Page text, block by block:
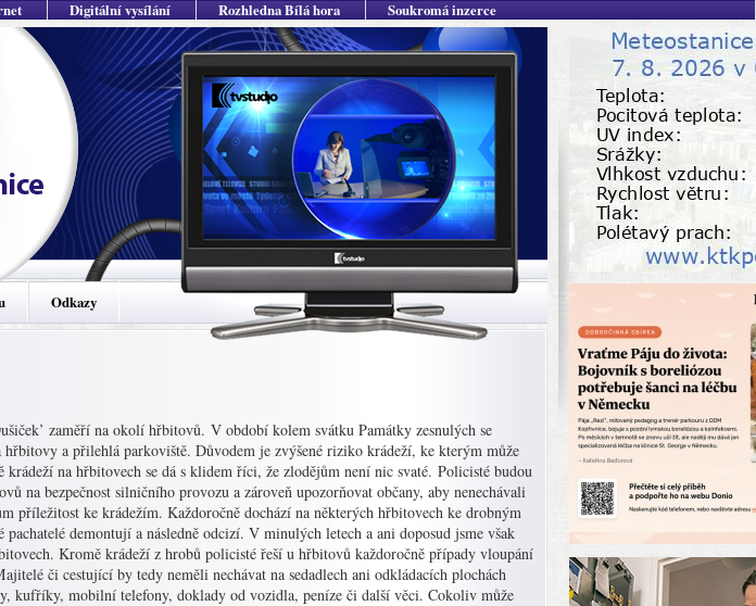
Digitální vysílání Rozhledna Bílá hora Soukromá inzerce
Odkazy
zaměří na okolí hřbitovů. V období kolem svátku Památky zesnulých se
a přilehlá parkoviště. Důvodem je zvýšené riziko krádeží, ke kterým může
na hřbitovech se dá s klidem říci, že zlodějům není nic svaté. Policisté budou
na bezpečnost silničního provozu a zároveň upozorňovat občany, aby nenechávali
příležitost ke krádežím. Každoročně dochází na některých hřbitovech ke drobným
demontují a následně odcizí. V minulých letech a ani doposud jsme však
Kromě krádeží z hrobů policisté řeší u hřbitovů každoročně případy vloupání
či cestující by tedy neměli nechávat na sedadlech ani odkládacích plochách
kufříky, mobilní telefony, doklady od vozidla, peníze či další věci. Cokoliv může